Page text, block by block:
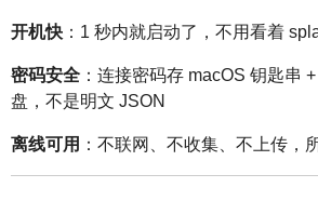
开机快 ：1 秒内就启动了，不用看着
密码安全 ：连接密码存 macOS 钥匙串
盘，不是明文 JSON
离线可用 ：不联网、不收集、不上传，